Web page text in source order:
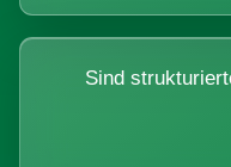
Sind